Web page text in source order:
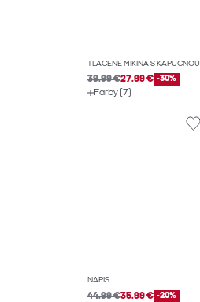
TLAČENÉ MIKINA S KAPUCŇOU
39.99 €27.99 € -30%
Farby (7)
NÁPIS
44.99 €35.99 € -20%